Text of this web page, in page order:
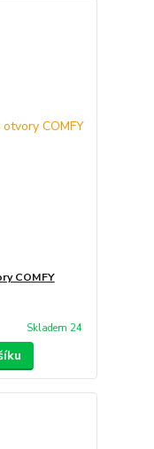
COMFY
Skladem 24